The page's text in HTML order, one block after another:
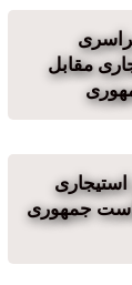
مقابل
استیجاری
جمهوری